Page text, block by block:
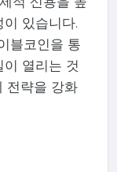
있습니다.
블코인을 통
열리는 것
전략을 강화